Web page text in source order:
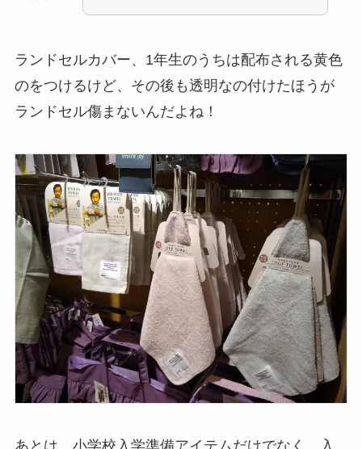
ランドセルカバー、1年生のうちは配布される黄色
のをつけるけど、その後も透明なの付けたほうが
ランドセル傷まないんだよね！
あとは…小学校入学準備アイテムだけでなく、入